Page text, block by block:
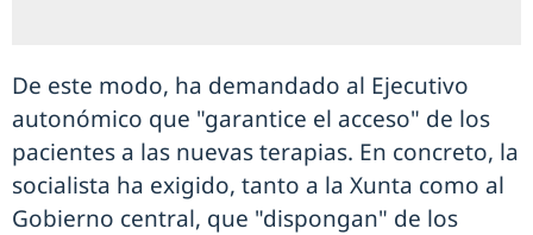
De este modo, ha demandado al Ejecutivo
autonómico que "garantice el acceso" de los
pacientes a las nuevas terapias. En concreto, la
socialista ha exigido, tanto a la Xunta como al
Gobierno central, que "dispongan" de los